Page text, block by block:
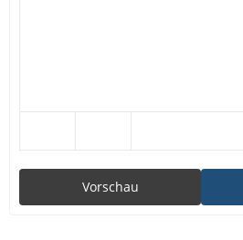
Vorschau